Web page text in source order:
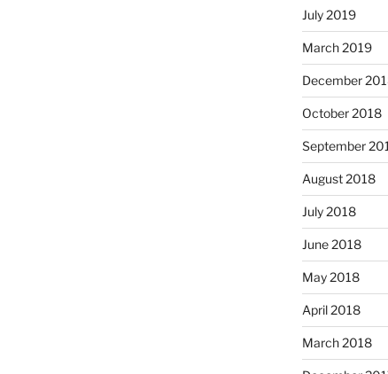
July 2019
March 2019
December
October 2018
September
August 2018
July 2018
June 2018
May 2018
April 2018
March 2018